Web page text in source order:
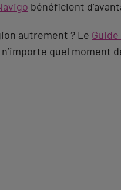
bénéficient
autrement ? Le
n’importe quel moment